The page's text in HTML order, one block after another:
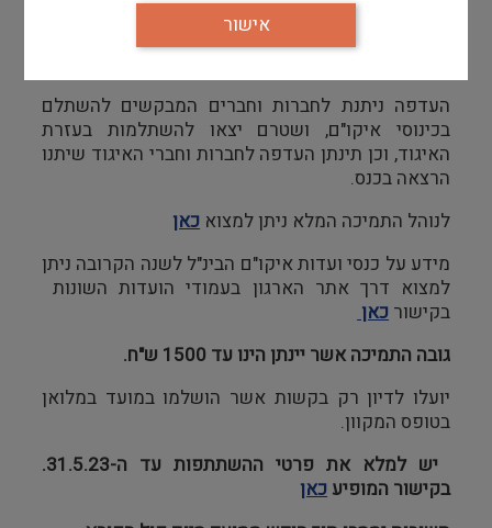
רק חברות וחברי איגוד שהינם חברי איגוד ואיקו"ם
ישראל שלוש שנים רצופות זכאים להגיש בקשה
העדפה ניתנת לחברות וחברים המבקשים להשתלם
בכינוסי איקו"ם, ושטרם יצאו להשתלמות בעזרת
האיגוד, וכן תינתן העדפה לחברות וחברי האיגוד שיתנו
הרצאה בכנס.
לנוהל התמיכה המלא ניתן למצוא כאן
מידע על כנסי ועדות איקו"ם הבינ"ל לשנה הקרובה ניתן
למצוא דרך אתר הארגון בעמודי הועדות השונות
בקישור כאן
גובה התמיכה אשר יינתן הינו עד 1500 ש"ח.
יועלו לדיון רק בקשות אשר הושלמו במועד במלואן
בטופס המקוון.
יש למלא את פרטי ההשתתפות עד ה-31.5.23.
בקישור המופיע כאן
אישור